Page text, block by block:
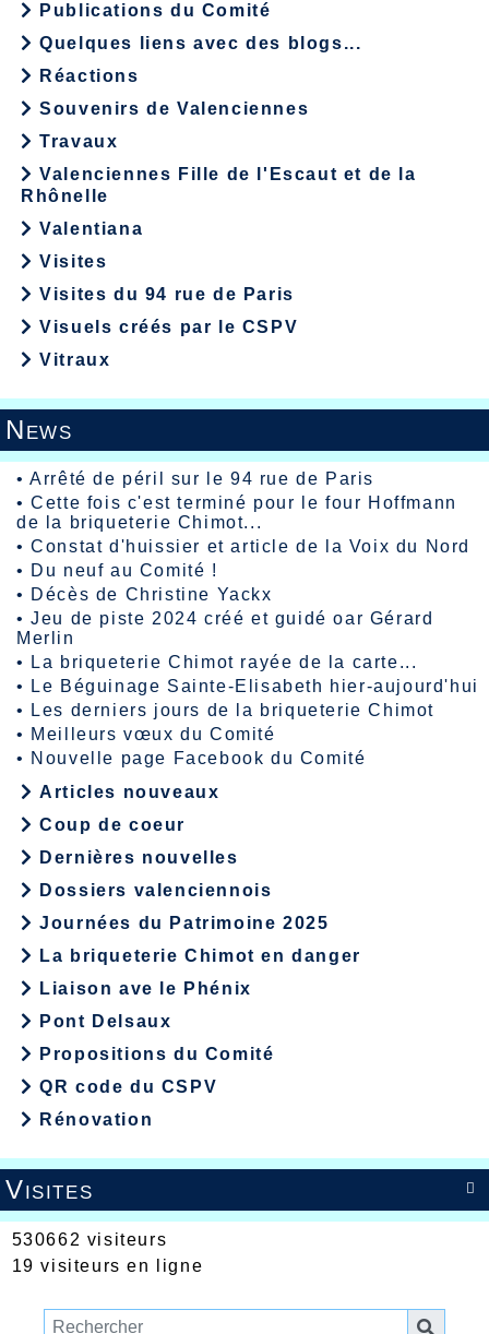
Publications du Comité
Quelques liens avec des blogs...
Réactions
Souvenirs de Valenciennes
Travaux
Valenciennes Fille de l'Escaut et de la
Rhônelle
Valentiana
Visites
Visites du 94 rue de Paris
Visuels créés par le CSPV
Vitraux
News
•Arrêté de péril sur le 94 rue de Paris
•Cette fois c'est terminé pour le four Hoffmann
de la briqueterie Chimot...
•Constat d'huissier et article de la Voix du Nord
• Du neuf au Comité !
• Décès de Christine Yackx
•Jeu de piste 2024 créé et guidé oar Gérard
Merlin
•
La briqueterie Chimot rayée de la carte...
•
Le Béguinage Sainte-Elisabeth hier-aujourd'hui
•
Les derniers jours de la briqueterie Chimot
• Meilleurs vœux du Comité
• Nouvelle page Facebook du Comité
Articles nouveaux
Coup de coeur
Dernières nouvelles
Dossiers valenciennois
Journées du Patrimoine 2025
La briqueterie Chimot en danger
Liaison ave le Phénix
Pont Delsaux
Propositions du Comité
QR code du CSPV
Rénovation

Visites
530662 visiteurs
19 visiteurs en ligne